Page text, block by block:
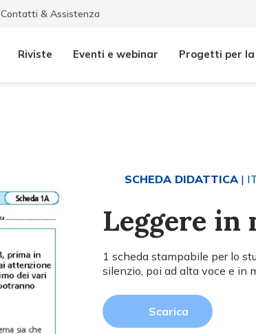
Contatti & Assistenza
Riviste Eventi e webinar Progetti per la
SCHEDA DIDATTICA|
Leggere in
1 scheda stampabile per lo
silenzio, poi ad alta voce e in
Scarica